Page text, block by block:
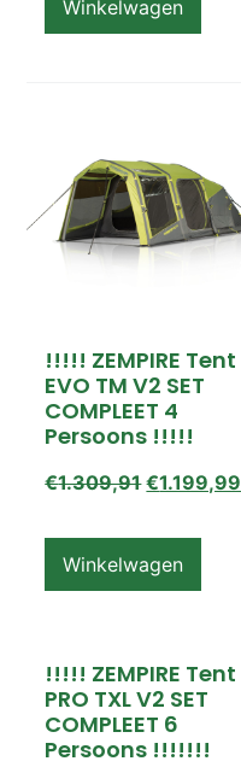
Winkelwagen
!!!!! ZEMPIRE Tent
EVO TM V2 SET
COMPLEET 4
Persoons !!!!!
€1.309,91 €1.199,99
Winkelwagen
!!!!! ZEMPIRE Tent
PRO TXL V2 SET
COMPLEET 6
Persoons !!!!!!!